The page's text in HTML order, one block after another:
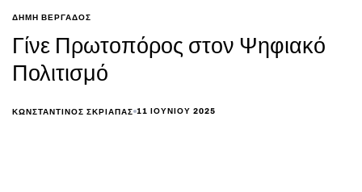
ΔΗΜΗ ΒΕΡΓΑΔΟΣ
Γίνε Πρωτοπόρος στον Ψηφιακό
Πολιτισμό
ΚΩΝΣΤΑΝΤΊΝΟΣ ΣΚΡΙΆΠΑΣ 11 ΙΟΥΝΊΟΥ 2025